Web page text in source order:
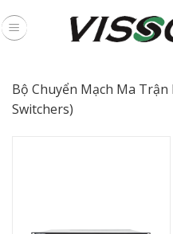
to
Bộ Chuyển Mạch Ma
Switchers)